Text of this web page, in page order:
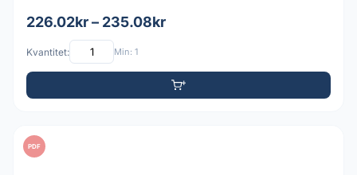
226.02kr – 235.08kr
Kvantitet: Min: 1
PDF